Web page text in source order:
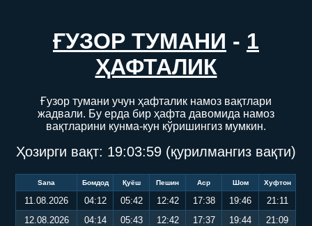
ҒУЗОР ТУМАНИ - 1
ҲАФТАЛИК
Ғузор тумани учун ҳафталик намоз вақтлари
жадвали. Бу ерда бир ҳафта давомида намоз
вақтларини кунма-кун кўришингиз мумкин.
Ҳозирги вақт: 19:04:00 (қурилмангиз вақти)
Sana Бомдод Қуёш Пешин Аср Шом Хуфтон
11.08.2026 04:12 05:42 12:42 17:38 19:46
21:11
12.08.2026
04:14 05:43 12:42 17:37 19:44
21:09